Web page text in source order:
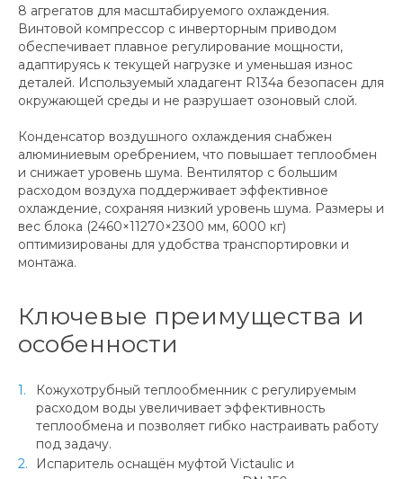
8 агрегатов для масштабируемого охлаждения.
Винтовой компрессор с инверторным приводом
обеспечивает плавное регулирование мощности,
адаптируясь к текущей нагрузке и уменьшая износ
деталей. Используемый хладагент R134a безопасен для
окружающей среды и не разрушает озоновый слой.
Конденсатор воздушного охлаждения снабжен
алюминиевым оребрением, что повышает теплообмен
и снижает уровень шума. Вентилятор с большим
расходом воздуха поддерживает эффективное
охлаждение, сохраняя низкий уровень шума. Размеры и
вес блока (2460×11270×2300 мм, 6000 кг)
оптимизированы для удобства транспортировки и
монтажа.
Ключевые преимущества и
особенности
Кожухотрубный теплообменник с регулируемым
расходом воды увеличивает эффективность
теплообмена и позволяет гибко настраивать работу
под задачу.
Испаритель оснащён муфтой Victaulic и